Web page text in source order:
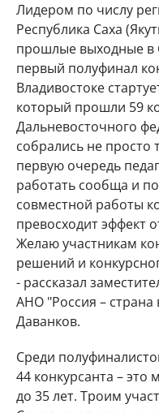
Лидером по числу
Республика Саха
прошлые выходные в
первый полуфинал
Владивостоке
который прошли 59
Дальневосточного
собрались не просто
первую очередь
работать сообща и
совместной работы
превосходит эффект
Желаю участникам
решений и
- рассказал
АНО "Россия –
Даванков.
Среди
44 конкурсанта – это
до 35 лет. Троим